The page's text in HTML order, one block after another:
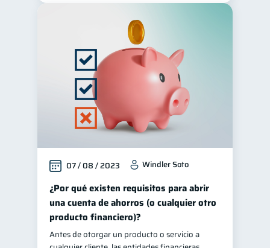
07 / 08 / 2023 Windler Soto
¿Por qué existen requisitos para abrir
una cuenta de ahorros (o cualquier otro
producto financiero)?
Antes de otorgar un producto o servicio a